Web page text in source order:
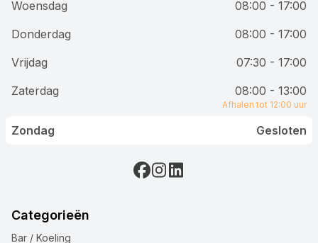
Woensdag
08:00 - 17:00
Donderdag
08:00 - 17:00
Vrijdag
07:30 - 17:00
Zaterdag
08:00 - 13:00
Afhalen tot 12:00 uur
Zondag Gesloten
Categorieën
Bar / Koeling